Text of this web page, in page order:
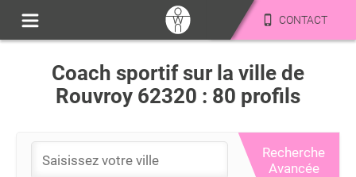
CONTACT
Coach sportif sur la ville de
Rouvroy 62320 : 80 profils
Recherche
Avancée